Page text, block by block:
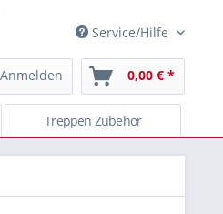
Service/Hilfe
Anmelden 0,00 € *
Treppen Zubehör